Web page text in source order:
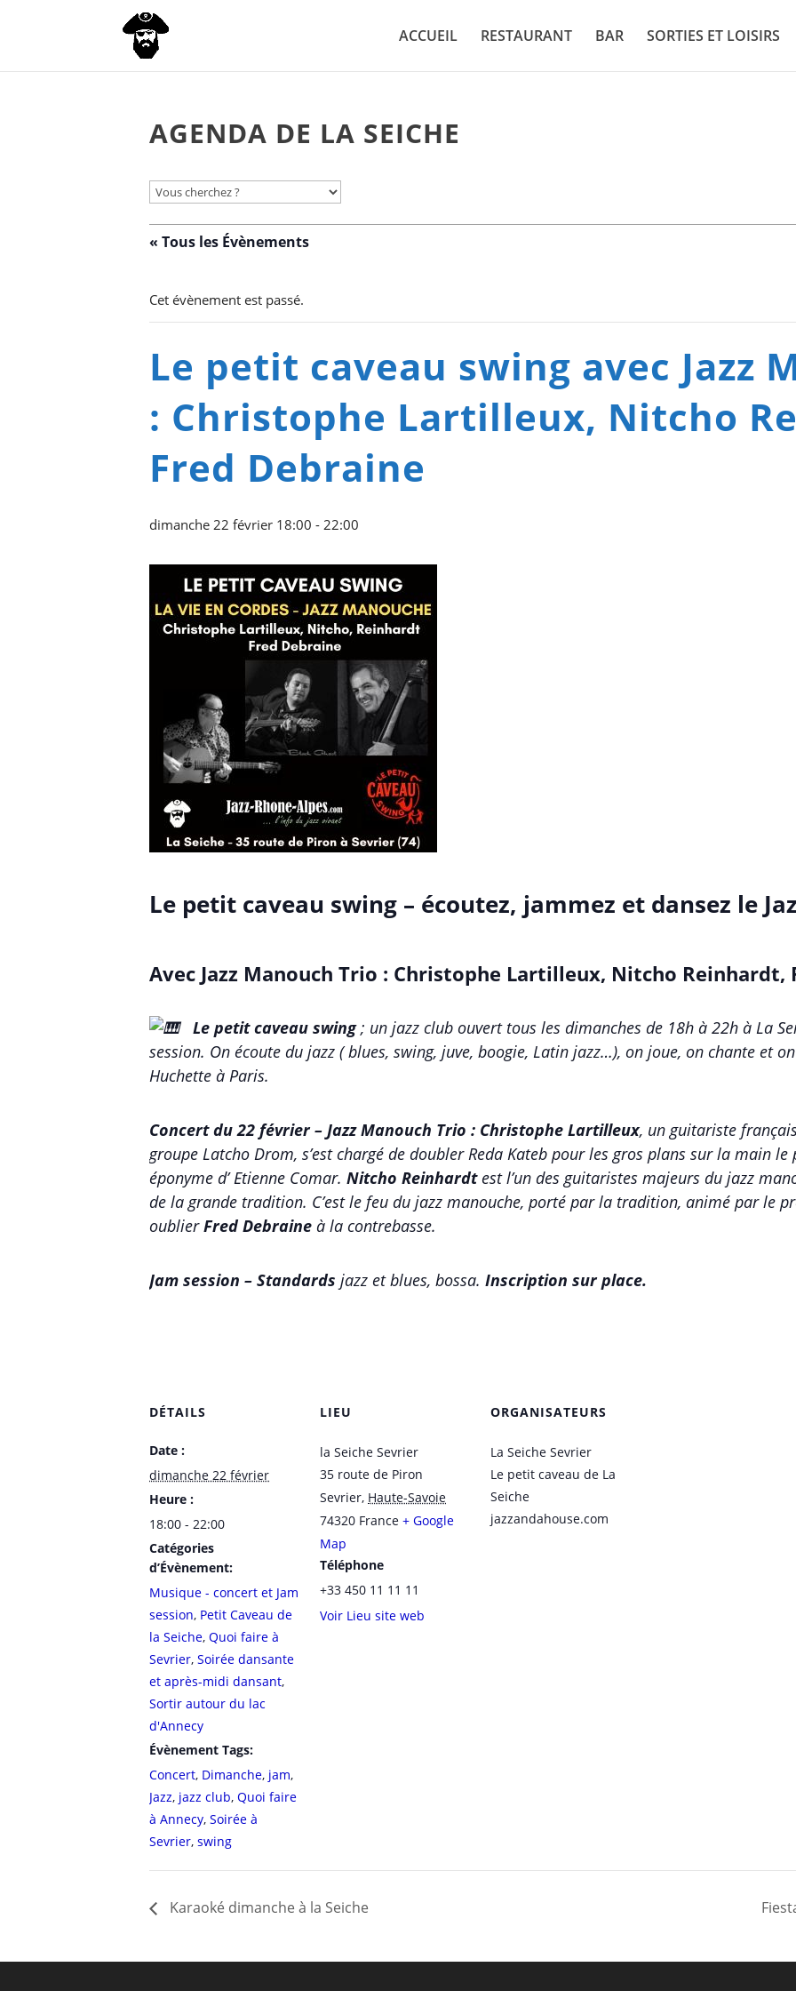
ACCUEIL RESTAURANT BAR SORTIES ET LOISIRS
AGENDA DE LA SEICHE
« Tous les Évènements
Cet évènement est passé.
Le petit caveau swing avec Jazz
: Christophe Lartilleux, Nitcho
Fred Debraine
dimanche 22 février 18:00 - 22:00
Le petit caveau swing – écoutez, jammez et dansez le
Avec Jazz Manouch Trio : Christophe Lartilleux, Nitcho Reinhardt,
Le petit caveau swing; un jazz club ouvert tous les dimanches de 18h à 22h à La
session. On écoute du jazz ( blues, swing, juve, boogie, Latin jazz…), on joue, on chante et
Huchette à Paris.
Concert du 22 février – Jazz Manouch Trio : Christophe Lartilleux, un guitariste
groupe Latcho Drom, s’est chargé de doubler Reda Kateb pour les gros plans sur la main le
éponyme d’ Etienne Comar. Nitcho Reinhardtest l’un des guitaristes majeurs du jazz
de la grande tradition. C’est le feu du jazz manouche, porté par la tradition, animé par le
oublierFred Debraine à la contrebasse.
Jam session – Standards jazz et blues, bossa. Inscription sur place.
DÉTAILS
Date :
dimanche 22 février
Heure :
18:00 - 22:00
Catégories
d’Évènement:
Musique - concert et Jam
session, Petit Caveau de
la Seiche, Quoi faire à
Sevrier, Soirée dansante
et après-midi dansant,
Sortir autour du lac
d'Annecy
Évènement Tags:
Concert, Dimanche, jam,
Jazz, jazz club, Quoi faire
à Annecy, Soirée à
Sevrier, swing
LIEU
la Seiche Sevrier
35 route de Piron
Sevrier, Haute-Savoie
74320 France + Google
Map
Téléphone
+33 450 11 11 11
Voir Lieu site web
ORGANISATEURS
La Seiche Sevrier
Le petit caveau de La
Seiche
jazzandahouse.com
Karaoké dimanche à la Seiche